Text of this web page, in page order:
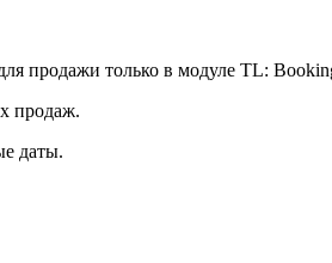
продажи только в модуле TL:
продаж.
даты.